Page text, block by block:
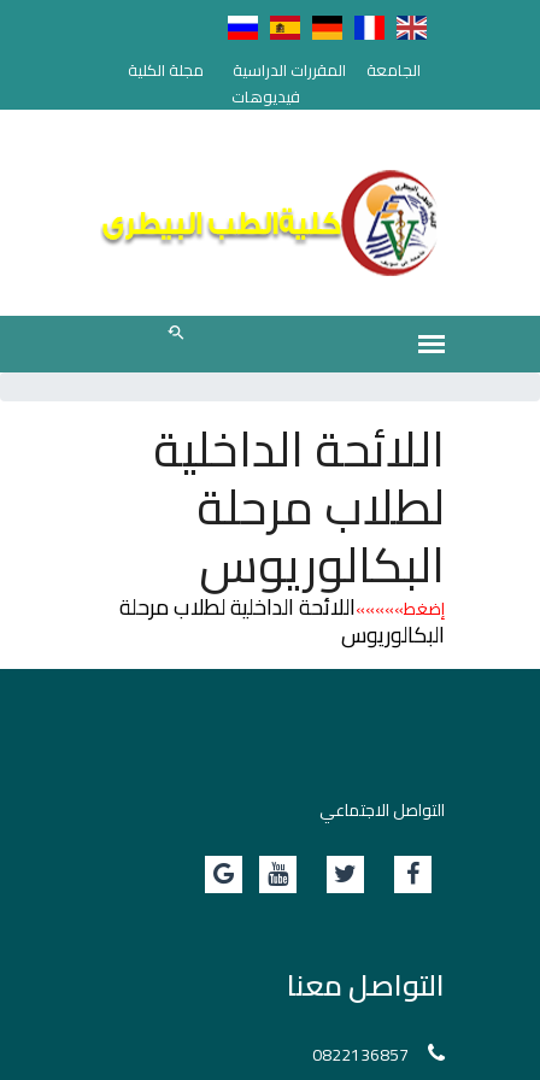
الجامعة المقررات الدراسية
مجلة الكلية
فيديوهات
اللائحة الداخلية
لطلاب مرحلة
البكالوريوس
إضغط»»»»»اللائحة الداخلية لطلاب مرحلة
البكالوريوس
التواصل الاجتماعي
التواصل معنا
0822136857